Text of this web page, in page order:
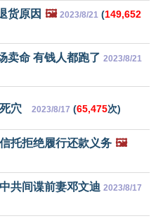
货原因 🖼️ 2023/8/21 (149,652
卖命 有钱人都跑了 2023/8/21
死穴 2023/8/17 (65,475次)
托拒绝履行还款义务 🖼️
共间谍前妻邓文迪 2023/8/17